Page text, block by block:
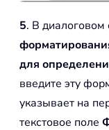
5. В диалоговом
для
введите эту
указывает на
текстовое поле